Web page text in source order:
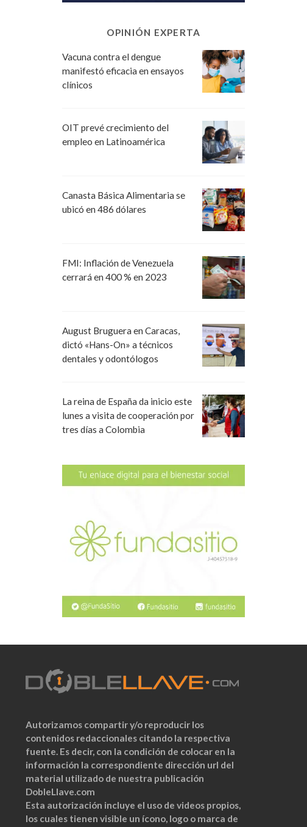
OPINIÓN EXPERTA
Vacuna contra el dengue
manifestó eficacia en ensayos
clínicos
OIT prevé crecimiento del
empleo en Latinoamérica
Canasta Básica Alimentaria se
ubicó en 486 dólares
FMI: Inflación de Venezuela
cerrará en 400 % en 2023
August Bruguera en Caracas,
dictó «Hans-On» a técnicos
dentales y odontólogos
La reina de España da inicio este
lunes a visita de cooperación por
tres días a Colombia
Autorizamos compartir y/o reproducir los
contenidos redaccionales citando la respectiva
fuente. Es decir, con la condición de colocar en la
información la correspondiente dirección url del
material utilizado de nuestra publicación
DobleLlave.com
Esta autorización incluye el uso de videos propios,
los cuales tienen visible un ícono, logo o marca de